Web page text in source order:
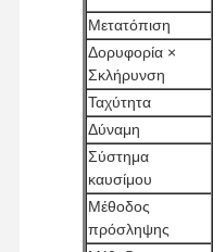
Μετατόπιση
Δορυφορία ×
Σκλήρυνση
Ταχύτητα
Δύναμη
Σύστημα
καυσίμου
Μέθοδος
πρόσληψης